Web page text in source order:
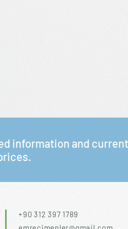
information and current
+90 312 397 1789